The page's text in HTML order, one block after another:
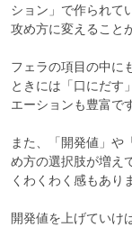
ション」で作られて
攻め方に変えること
フェラの項目の中に
ときには「口にだす
エーションも豊富で
また、「開発値」や
め方の選択肢が増え
くわくわく感もあり
開発値を上げていけ